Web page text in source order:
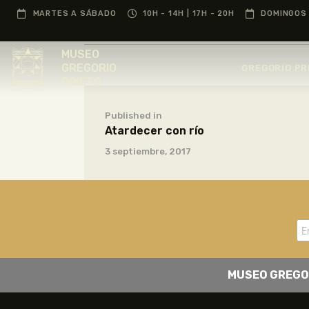
MARTES A SÁBADO 10H - 14H | 17H - 20H
MUSEO
Published in
Atardecer con río
3 septiembre, 2017
MUSEO